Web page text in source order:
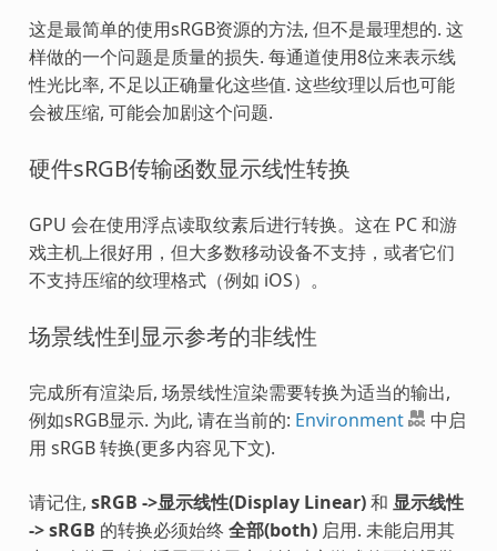
这是最简单的使用sRGB资源的方法, 但不是最理想的. 这
样做的一个问题是质量的损失. 每通道使用8位来表示线
性光比率, 不足以正确量化这些值. 这些纹理以后也可能
会被压缩, 可能会加剧这个问题.
硬件sRGB传输函数显示线性转换
GPU 会在使用浮点读取纹素后进行转换。这在 PC 和游
戏主机上很好用，但大多数移动设备不支持，或者它们
不支持压缩的纹理格式（例如 iOS）。
场景线性到显示参考的非线性
完成所有渲染后, 场景线性渲染需要转换为适当的输出,
例如sRGB显示. 为此, 请在当前的: Environment
中启
用 sRGB 转换(更多内容见下文).
请记住, sRGB ->显示线性(Display Linear)和 显示线性
-> sRGB 的转换必须始终 全部(both)启用. 未能启用其